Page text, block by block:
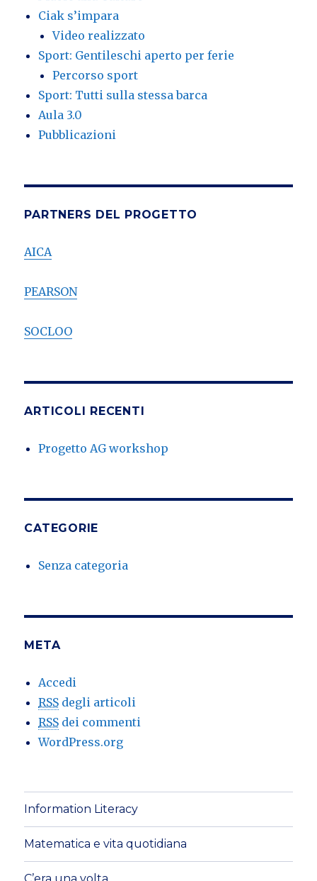
Ciak s’impara
Video realizzato
Sport: Gentileschi aperto per ferie
Percorso sport
Sport: Tutti sulla stessa barca
Aula 3.0
Pubblicazioni
PARTNERS DEL PROGETTO
AICA
PEARSON
SOCLOO
ARTICOLI RECENTI
Progetto AG workshop
CATEGORIE
Senza categoria
META
Accedi
RSS degli articoli
RSS dei commenti
WordPress.org
Information Literacy
Matematica e vita quotidiana